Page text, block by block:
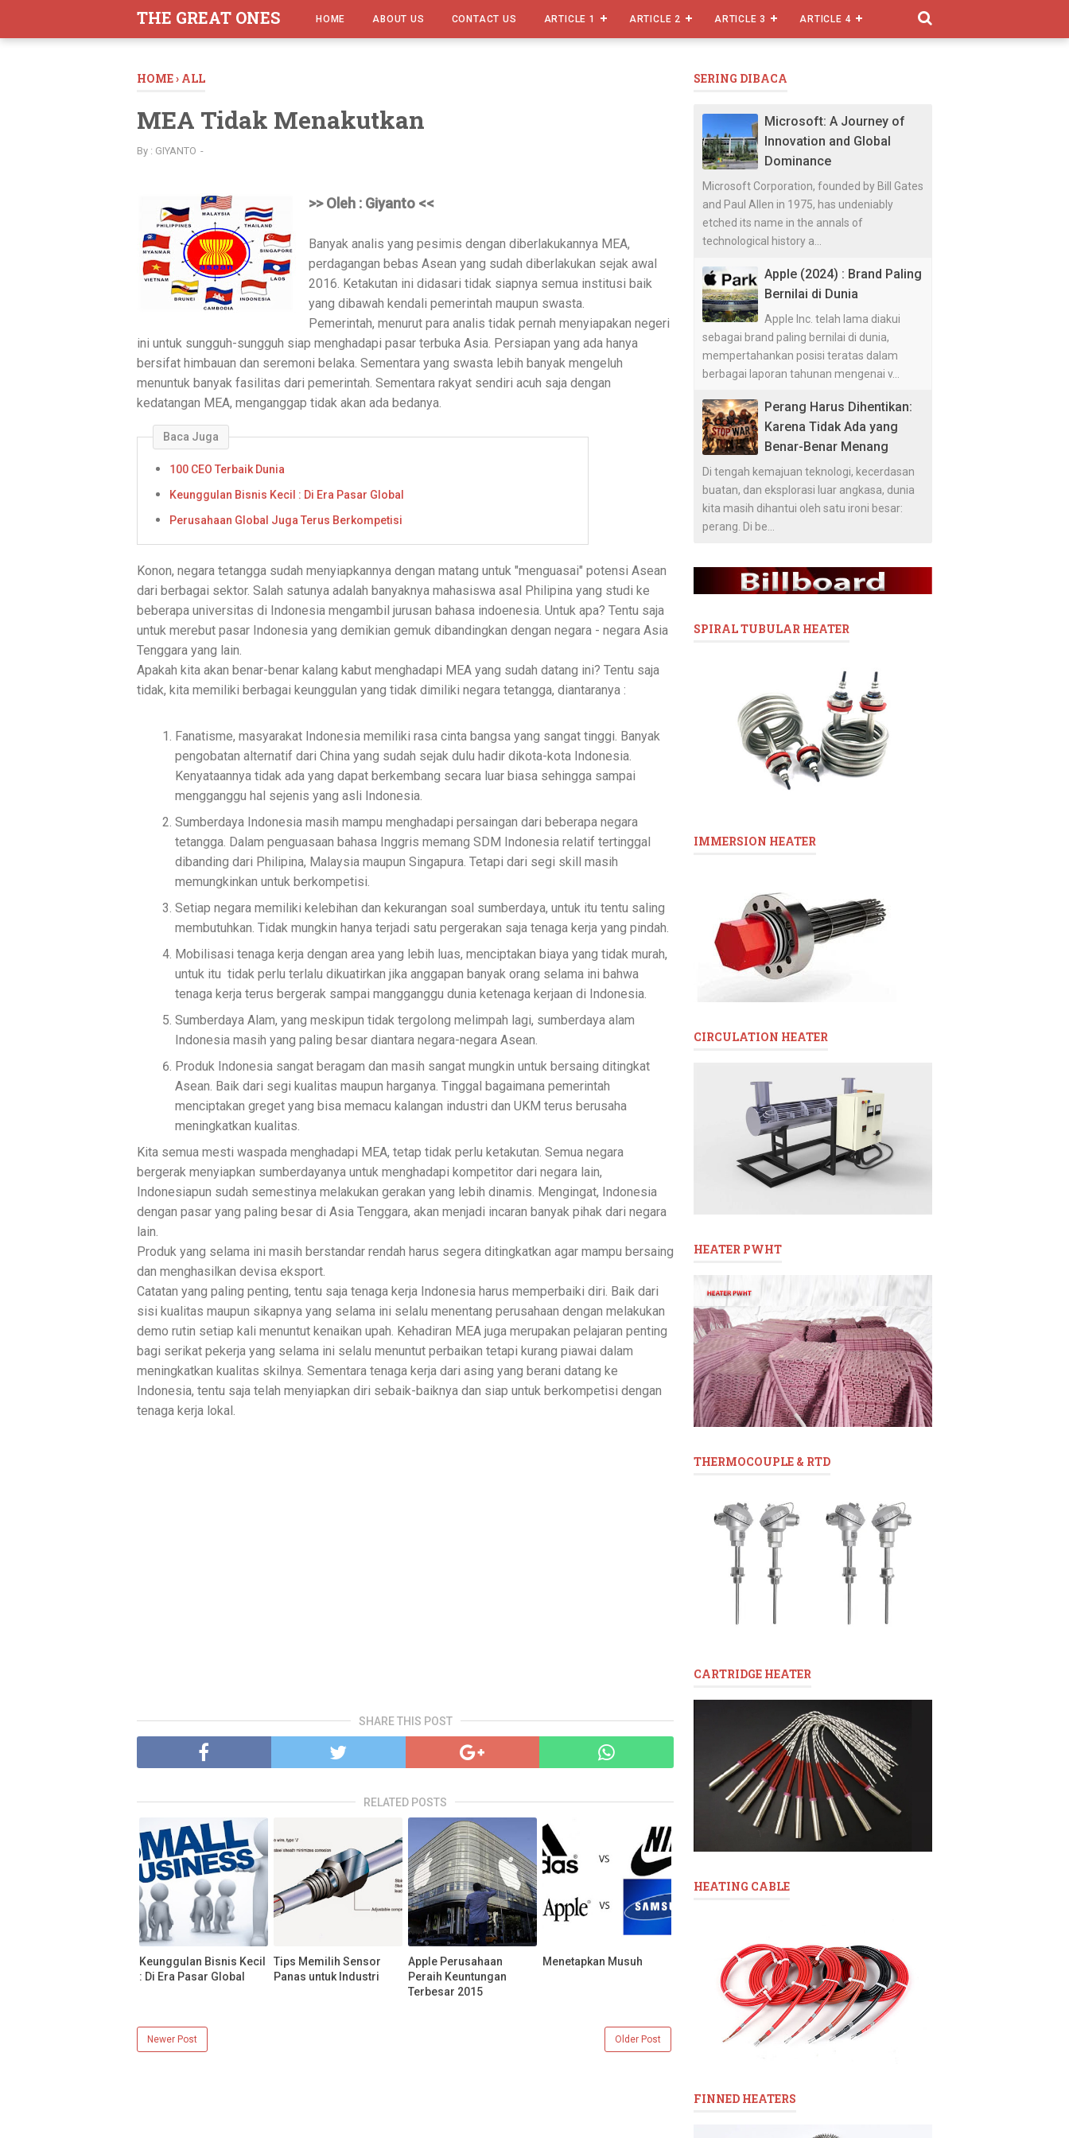
THE GREAT ONES HOME ABOUT US CONTACT US ARTICLE 1 ARTICLE 2 ARTICLE 3 ARTICLE 4
HOME› ALL
MEA Tidak Menakutkan
By : GIYANTO
>> Oleh : Giyanto <<
Banyak analis yang pesimis dengan diberlakukannya MEA,
perdagangan bebas Asean yang sudah diberlakukan sejak awal
2016. Ketakutan ini didasari tidak siapnya semua institusi baik
yang dibawah kendali pemerintah maupun swasta.
Pemerintah, menurut para analis tidak pernah menyiapakan negeri
ini untuk sungguh-sungguh siap menghadapi pasar terbuka Asia. Persiapan yang ada hanya
bersifat himbauan dan seremoni belaka. Sementara yang swasta lebih banyak mengeluh
menuntuk banyak fasilitas dari pemerintah. Sementara rakyat sendiri acuh saja dengan
kedatangan MEA, menganggap tidak akan ada bedanya.
Baca Juga
100 CEO Terbaik Dunia
Keunggulan Bisnis Kecil : Di Era Pasar Global
Perusahaan Global Juga Terus Berkompetisi
Konon, negara tetangga sudah menyiapkannya dengan matang untuk "menguasai" potensi Asean
dari berbagai sektor. Salah satunya adalah banyaknya mahasiswa asal Philipina yang studi ke
beberapa universitas di Indonesia mengambil jurusan bahasa indoenesia. Untuk apa? Tentu saja
untuk merebut pasar Indonesia yang demikian gemuk dibandingkan dengan negara - negara Asia
Tenggara yang lain.
Apakah kita akan benar-benar kalang kabut menghadapi MEA yang sudah datang ini? Tentu saja
tidak, kita memiliki berbagai keunggulan yang tidak dimiliki negara tetangga, diantaranya :
Fanatisme, masyarakat Indonesia memiliki rasa cinta bangsa yang sangat tinggi. Banyak
pengobatan alternatif dari China yang sudah sejak dulu hadir dikota-kota Indonesia.
Kenyataannya tidak ada yang dapat berkembang secara luar biasa sehingga sampai
mengganggu hal sejenis yang asli Indonesia.
Sumberdaya Indonesia masih mampu menghadapi persaingan dari beberapa negara
tetangga. Dalam penguasaan bahasa Inggris memang SDM Indonesia relatif tertinggal
dibanding dari Philipina, Malaysia maupun Singapura. Tetapi dari segi skill masih
memungkinkan untuk berkompetisi.
Setiap negara memiliki kelebihan dan kekurangan soal sumberdaya, untuk itu tentu saling
membutuhkan. Tidak mungkin hanya terjadi satu pergerakan saja tenaga kerja yang pindah.
Mobilisasi tenaga kerja dengan area yang lebih luas, menciptakan biaya yang tidak murah,
untuk itu tidak perlu terlalu dikuatirkan jika anggapan banyak orang selama ini bahwa
tenaga kerja terus bergerak sampai mangganggu dunia ketenaga kerjaan di Indonesia.
Sumberdaya Alam, yang meskipun tidak tergolong melimpah lagi, sumberdaya alam
Indonesia masih yang paling besar diantara negara-negara Asean.
Produk Indonesia sangat beragam dan masih sangat mungkin untuk bersaing ditingkat
Asean. Baik dari segi kualitas maupun harganya. Tinggal bagaimana pemerintah
menciptakan greget yang bisa memacu kalangan industri dan UKM terus berusaha
meningkatkan kualitas.
Kita semua mesti waspada menghadapi MEA, tetap tidak perlu ketakutan. Semua negara
bergerak menyiapkan sumberdayanya untuk menghadapi kompetitor dari negara lain,
Indonesiapun sudah semestinya melakukan gerakan yang lebih dinamis. Mengingat, Indonesia
dengan pasar yang paling besar di Asia Tenggara, akan menjadi incaran banyak pihak dari negara
lain.
Produk yang selama ini masih berstandar rendah harus segera ditingkatkan agar mampu bersaing
dan menghasilkan devisa eksport.
Catatan yang paling penting, tentu saja tenaga kerja Indonesia harus memperbaiki diri. Baik dari
sisi kualitas maupun sikapnya yang selama ini selalu menentang perusahaan dengan melakukan
demo rutin setiap kali menuntut kenaikan upah. Kehadiran MEA juga merupakan pelajaran penting
bagi serikat pekerja yang selama ini selalu menuntut perbaikan tetapi kurang piawai dalam
meningkatkan kualitas skilnya. Sementara tenaga kerja dari asing yang berani datang ke
Indonesia, tentu saja telah menyiapkan diri sebaik-baiknya dan siap untuk berkompetisi dengan
tenaga kerja lokal.
SHARE THIS POST
RELATED POSTS
Keunggulan Bisnis Kecil
: Di Era Pasar Global
Tips Memilih Sensor
Panas untuk Industri
Apple Perusahaan
Peraih Keuntungan
Terbesar 2015
Menetapkan Musuh
Newer Post Older Post
SERING DIBACA
Microsoft: A Journey of
Innovation and Global
Dominance
Microsoft Corporation, founded by Bill Gates
and Paul Allen in 1975, has undeniably
etched its name in the annals of
technological history a...
Apple (2024) : Brand Paling
Bernilai di Dunia
Apple Inc. telah lama diakui
sebagai brand paling bernilai di dunia,
mempertahankan posisi teratas dalam
berbagai laporan tahunan mengenai v...
Perang Harus Dihentikan:
Karena Tidak Ada yang
Benar-Benar Menang
Di tengah kemajuan teknologi, kecerdasan
buatan, dan eksplorasi luar angkasa, dunia
kita masih dihantui oleh satu ironi besar:
perang. Di be...
SPIRAL TUBULAR HEATER
IMMERSION HEATER
CIRCULATION HEATER
HEATER PWHT
THERMOCOUPLE & RTD
CARTRIDGE HEATER
HEATING CABLE
FINNED HEATERS